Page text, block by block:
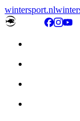
wintersport.nl